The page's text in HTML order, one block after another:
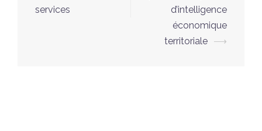
services
d’intelligence
économique
territoriale ⟶